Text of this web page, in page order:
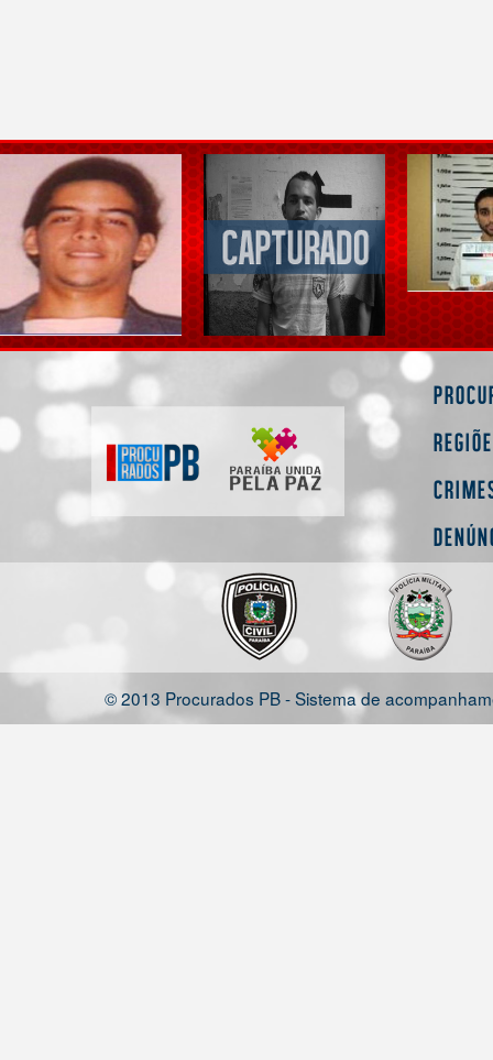
© 2013 Procurados PB - Sistema de